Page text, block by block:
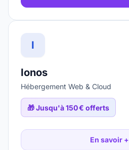
I
Ionos
Hébergement Web & Cloud
🎁Jusqu'à 150 € offerts
En savoir +